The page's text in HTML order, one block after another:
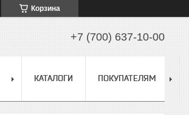
Корзина
+7 (700) 637-10-00
КАТАЛОГИ ПОКУПАТЕЛЯМ